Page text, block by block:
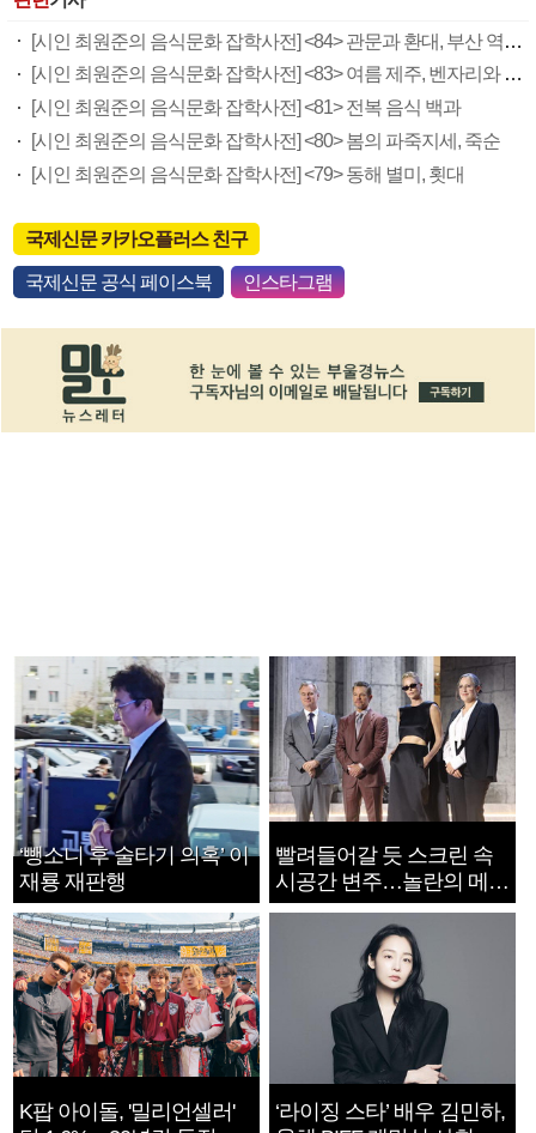
[시인 최원준의 음식문화 잡학사전] <84> 관문과 환대, 부산 역전 음식
[시인 최원준의 음식문화 잡학사전] <83> 여름 제주, 벤자리와 독가시치
[시인 최원준의 음식문화 잡학사전] <81> 전복 음식 백과
[시인 최원준의 음식문화 잡학사전] <80> 봄의 파죽지세, 죽순
[시인 최원준의 음식문화 잡학사전] <79> 동해 별미, 횟대
국제신문 카카오플러스 친구
국제신문 공식 페이스북 인스타그램
‘뺑소니 후 술타기 의혹’ 이
재룡 재판행
빨려들어갈 듯 스크린 속
시공간 변주…놀란의 메시
지는 ‘전쟁 속죄’
K팝 아이돌, '밀리언셀러'
‘라이징 스타’ 배우 김민하,